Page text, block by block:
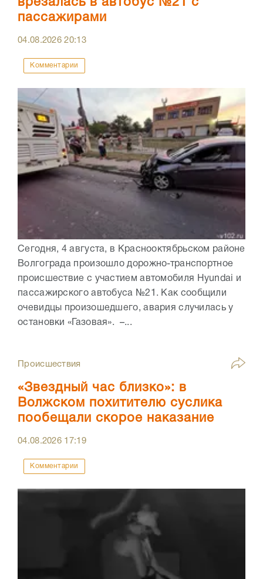
пассажирами
04.08.202620:13
Комментарии
Сегодня, 4 августа, в Краснооктябрьском районе
Волгограда произошло дорожно-транспортное
происшествие с участием автомобиля Hyundai и
пассажирского автобуса №21. Как сообщили
очевидцы произошедшего, авария случилась у
остановки «Газовая». –...
Происшествия
«Звездный час близко»: в
Волжском похитителю суслика
пообещали скорое наказание
04.08.2026 17:19
Комментарии